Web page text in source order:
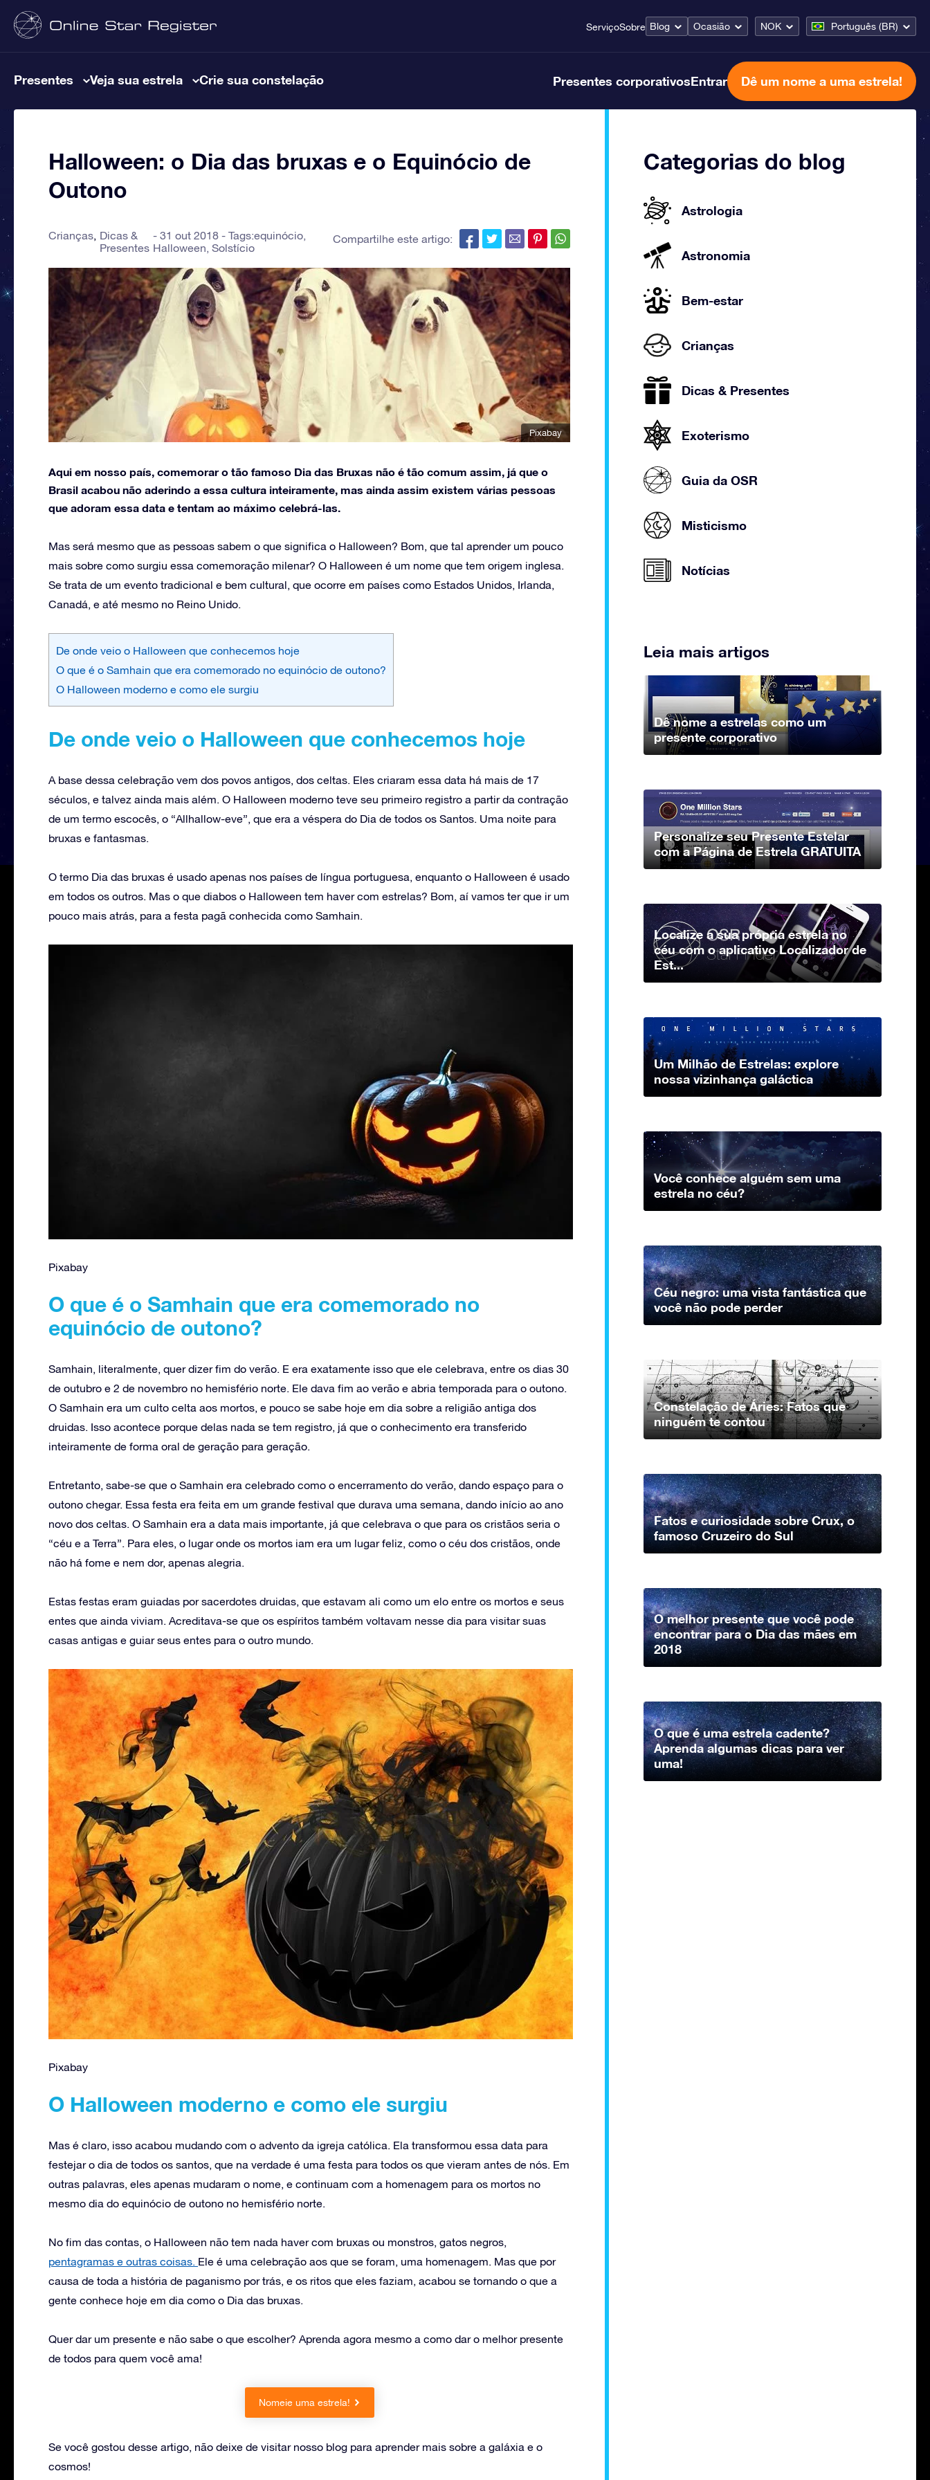
ServiçoSobre Blog Ocasião NOK Português (BR)
Presentes Veja sua estrela Crie sua constelação Presentes corporativosEntrar Dê um nome a uma estrela!
Halloween: o Dia das bruxas e o Equinócio de
Outono
Crianças Dicas &
Presentes
31 out 2018 - Tags:equinócio,
Halloween, Solstício
Compartilhe este artigo:
Pixabay
Aqui em nosso país, comemorar o tão famoso Dia das Bruxas não é tão comum assim, já que o
Brasil acabou não aderindo a essa cultura inteiramente, mas ainda assim existem várias pessoas
que adoram essa data e tentam ao máximo celebrá-las.
Mas será mesmo que as pessoas sabem o que significa o Halloween? Bom, que tal aprender um pouco
mais sobre como surgiu essa comemoração milenar? O Halloween é um nome que tem origem inglesa.
Se trata de um evento tradicional e bem cultural, que ocorre em países como Estados Unidos, Irlanda,
Canadá, e até mesmo no Reino Unido.
De onde veio o Halloween que conhecemos hoje
O que é o Samhain que era comemorado no equinócio de outono?
O Halloween moderno e como ele surgiu
De onde veio o Halloween que conhecemos hoje
A base dessa celebração vem dos povos antigos, dos celtas. Eles criaram essa data há mais de 17
séculos, e talvez ainda mais além. O Halloween moderno teve seu primeiro registro a partir da contração
de um termo escocês, o “Allhallow-eve”, que era a véspera do Dia de todos os Santos. Uma noite para
bruxas e fantasmas.
O termo Dia das bruxas é usado apenas nos países de língua portuguesa, enquanto o Halloween é usado
em todos os outros. Mas o que diabos o Halloween tem haver com estrelas? Bom, aí vamos ter que ir um
pouco mais atrás, para a festa pagã conhecida como Samhain.
Pixabay
O que é o Samhain que era comemorado no
equinócio de outono?
Samhain, literalmente, quer dizer fim do verão. E era exatamente isso que ele celebrava, entre os dias 30
de outubro e 2 de novembro no hemisfério norte. Ele dava fim ao verão e abria temporada para o outono.
O Samhain era um culto celta aos mortos, e pouco se sabe hoje em dia sobre a religião antiga dos
druidas. Isso acontece porque delas nada se tem registro, já que o conhecimento era transferido
inteiramente de forma oral de geração para geração.
Entretanto, sabe-se que o Samhain era celebrado como o encerramento do verão, dando espaço para o
outono chegar. Essa festa era feita em um grande festival que durava uma semana, dando início ao ano
novo dos celtas. O Samhain era a data mais importante, já que celebrava o que para os cristãos seria o
“céu e a Terra”. Para eles, o lugar onde os mortos iam era um lugar feliz, como o céu dos cristãos, onde
não há fome e nem dor, apenas alegria.
Estas festas eram guiadas por sacerdotes druidas, que estavam ali como um elo entre os mortos e seus
entes que ainda viviam. Acreditava-se que os espíritos também voltavam nesse dia para visitar suas
casas antigas e guiar seus entes para o outro mundo.
Pixabay
O Halloween moderno e como ele surgiu
Mas é claro, isso acabou mudando com o advento da igreja católica. Ela transformou essa data para
festejar o dia de todos os santos, que na verdade é uma festa para todos os que vieram antes de nós. Em
outras palavras, eles apenas mudaram o nome, e continuam com a homenagem para os mortos no
mesmo dia do equinócio de outono no hemisfério norte.
No fim das contas, o Halloween não tem nada haver com bruxas ou monstros, gatos negros,
pentagramas e outras coisas. Ele é uma celebração aos que se foram, uma homenagem. Mas que por
causa de toda a história de paganismo por trás, e os ritos que eles faziam, acabou se tornando o que a
gente conhece hoje em dia como o Dia das bruxas.
Quer dar um presente e não sabe o que escolher? Aprenda agora mesmo a como dar o melhor presente
de todos para quem você ama!
Nomeie uma estrela!
Se você gostou desse artigo, não deixe de visitar nosso blog para aprender mais sobre a galáxia e o
cosmos!
Categorias do blog
Astrologia
Astronomia
Bem-estar
Crianças
Dicas & Presentes
Exoterismo
Guia da OSR
Misticismo
Notícias
Leia mais artigos
Dê nome a estrelas como um
presente corporativo
Personalize seu Presente Estelar
com a Página de Estrela GRATUITA
Localize a sua própria estrela no
céu com o aplicativo Localizador de
Est...
Um Milhão de Estrelas: explore
nossa vizinhança galáctica
Você conhece alguém sem uma
estrela no céu?
Céu negro: uma vista fantástica que
você não pode perder
Constelação de Áries: Fatos que
ninguém te contou
Fatos e curiosidade sobre Crux, o
famoso Cruzeiro do Sul
O melhor presente que você pode
encontrar para o Dia das mães em
2018
O que é uma estrela cadente?
Aprenda algumas dicas para ver
uma!